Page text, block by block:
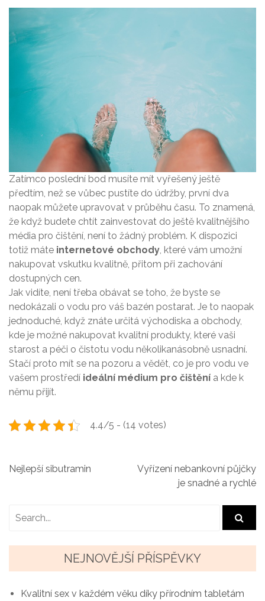
Zatímco poslední bod musíte mít vyřešený ještě
předtím, než se vůbec pustíte do údržby, první dva
naopak můžete upravovat v průběhu času. To znamená,
že když budete chtít zainvestovat do ještě kvalitnějšího
média pro čištění, není to žádný problém. K dispozici
totiž máte internetové obchody, které vám umožní
nakupovat vskutku kvalitně, přitom při zachování
dostupných cen.
Jak vidíte, není třeba obávat se toho, že byste se
nedokázali o vodu pro váš bazén postarat. Je to naopak
jednoduché, když znáte určitá východiska a obchody,
kde je možné nakupovat kvalitní produkty, které vaši
starost a péči o čistotu vodu několikanásobně usnadní.
Stačí proto mít se na pozoru a vědět, co je pro vodu ve
vašem prostředí ideální médium pro čištění a kde k
němu přijít.
4.4/5 - (14 votes)
N
v
i
Nejlepší sibutramin
Vyřízení nebankovní půjčky
je snadné a rychlé
NEJNOVĚJŠÍ PŘÍSPĚVKY
Kvalitní sex v každém věku díky přírodním tabletám